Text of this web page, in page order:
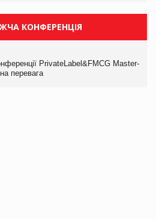
КОНФЕРЕНЦІЯ
PrivateLabel&FMCG Master-
перевага